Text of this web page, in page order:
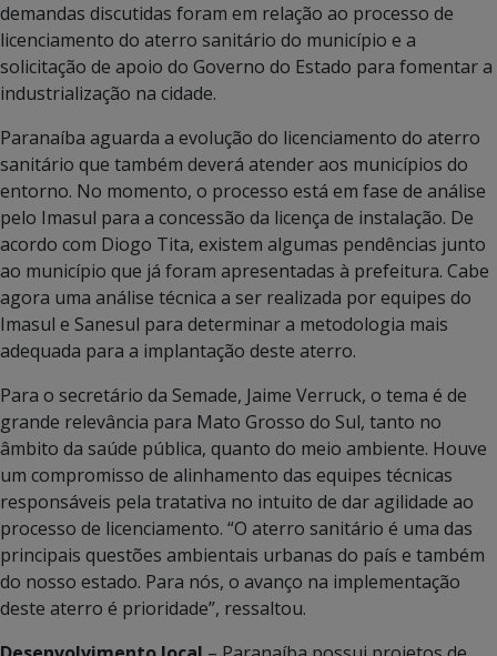
demandas discutidas foram em relação ao processo de
licenciamento do aterro sanitário do município e a
solicitação de apoio do Governo do Estado para fomentar a
industrialização na cidade.
Paranaíba aguarda a evolução do licenciamento do aterro
sanitário que também deverá atender aos municípios do
entorno. No momento, o processo está em fase de análise
pelo Imasul para a concessão da licença de instalação. De
acordo com Diogo Tita, existem algumas pendências junto
ao município que já foram apresentadas à prefeitura. Cabe
agora uma análise técnica a ser realizada por equipes do
Imasul e Sanesul para determinar a metodologia mais
adequada para a implantação deste aterro.
Para o secretário da Semade, Jaime Verruck, o tema é de
grande relevância para Mato Grosso do Sul, tanto no
âmbito da saúde pública, quanto do meio ambiente. Houve
um compromisso de alinhamento das equipes técnicas
responsáveis pela tratativa no intuito de dar agilidade ao
processo de licenciamento. “O aterro sanitário é uma das
principais questões ambientais urbanas do país e também
do nosso estado. Para nós, o avanço na implementação
deste aterro é prioridade”, ressaltou.